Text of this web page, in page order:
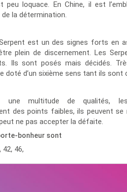
peu loquace. En Chine, il est
la détermination.
est un des signes forts en
plein de discernement. Les
Ils sont posés mais décidés.
doté d’un sixième sens tant ils sont
une multitude de qualités,
des points faibles, ils peuvent se
ne pas accepter la défaite.
bonheur sont
42, 46,